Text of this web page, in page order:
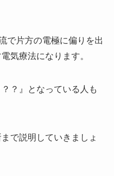
で片方の電極に偏りを出
気療法になります。
？』となっている人も
で説明していきましょ